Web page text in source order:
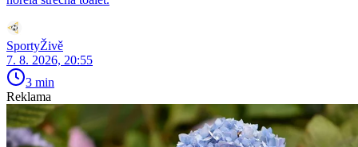
SportyŽivě
7. 8. 2026, 20:55
3 min
Reklama